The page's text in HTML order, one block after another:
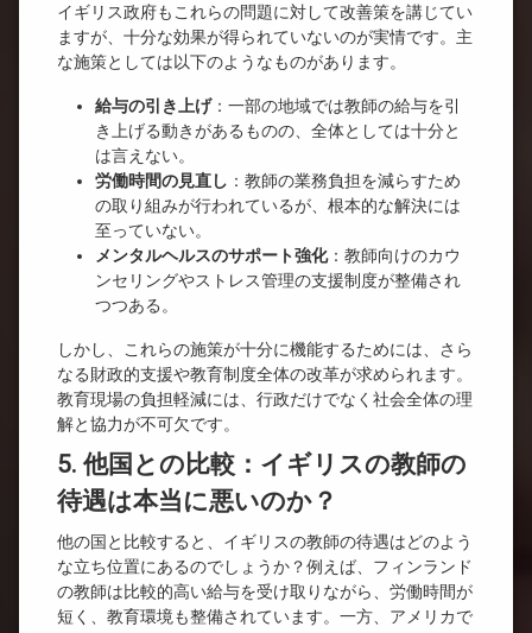
イギリス政府もこれらの問題に対して改善策を講じてい
ますが、十分な効果が得られていないのが実情です。主
な施策としては以下のようなものがあります。
給与の引き上げ：一部の地域では教師の給与を引
き上げる動きがあるものの、全体としては十分と
は言えない。
労働時間の見直し ：教師の業務負担を減らすため
の取り組みが行われているが、根本的な解決には
至っていない。
メンタルヘルスのサポート強化：教師向けのカウ
ンセリングやストレス管理の支援制度が整備され
つつある。
しかし、これらの施策が十分に機能するためには、さら
なる財政的支援や教育制度全体の改革が求められます。
教育現場の負担軽減には、行政だけでなく社会全体の理
解と協力が不可欠です。
5. 他国との比較：イギリスの教師の
待遇は本当に悪いのか？
他の国と比較すると、イギリスの教師の待遇はどのよう
な立ち位置にあるのでしょうか？例えば、フィンランド
の教師は比較的高い給与を受け取りながら、労働時間が
短く、教育環境も整備されています。一方、アメリカで